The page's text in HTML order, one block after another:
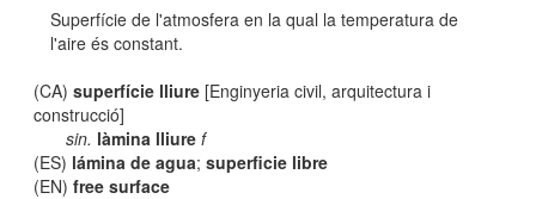
Superfície de l'atmosfera en la qual la temperatura de
l'aire és constant.
(CA)superfície lliure [Enginyeria civil, arquitectura i
construcció]
sin. làmina lliure f
(ES) lámina de agua;superficie libre
(EN)free surface